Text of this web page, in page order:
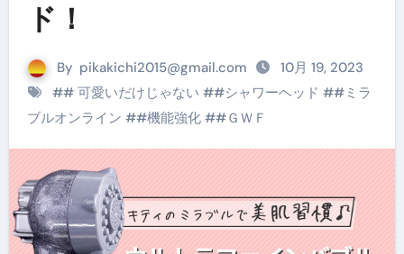
ド！
By pikakichi2015@gmail.com
10月 19, 2023
## 可愛いだけじゃない ##シャワーヘッド ##ミラ
ブルオンライン ##機能強化##ＧＷＦ